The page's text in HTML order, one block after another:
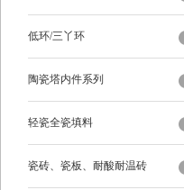
低环/三丫环
陶瓷塔内件系列
轻瓷全瓷填料
瓷砖、瓷板、耐酸耐温砖